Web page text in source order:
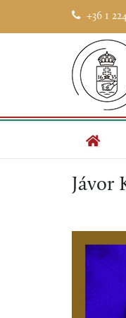
+36 1
Jávor